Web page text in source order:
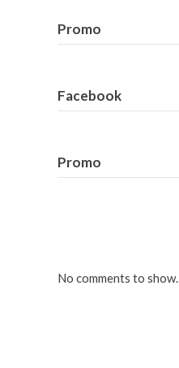
Promo
Facebook
Promo
No comments to show.